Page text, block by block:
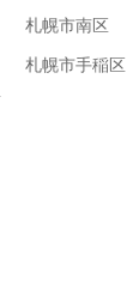
札幌市南区
札幌市手稲区